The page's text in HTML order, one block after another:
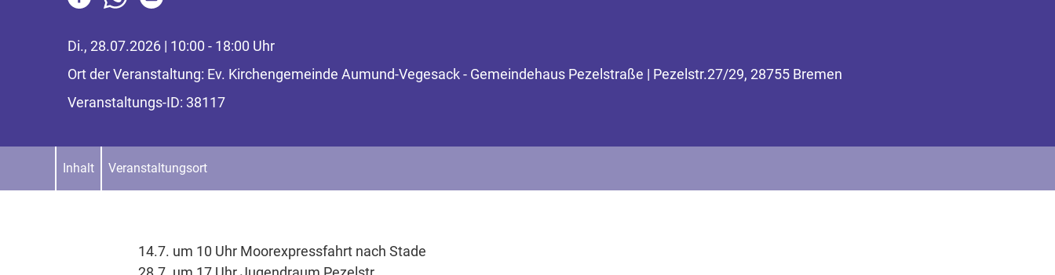
Di., 28.07.2026 | 10:00 - 18:00 Uhr
Ort der Veranstaltung: Ev. Kirchengemeinde Aumund-Vegesack - Gemeindehaus Pezelstraße | Pezelstr.27/29, 28755 Bremen
Veranstaltungs-ID: 38117
Inhalt Veranstaltungsort
14.7. um 10 Uhr Moorexpressfahrt nach Stade